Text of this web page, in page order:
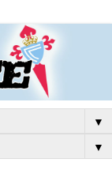
▼
▼